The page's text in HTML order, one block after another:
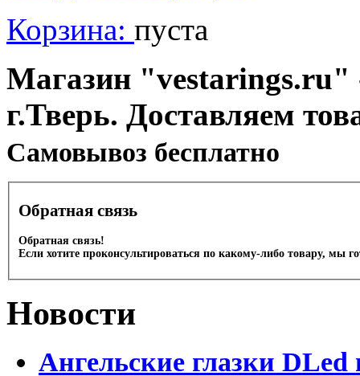
Корзина: пуста
Магазин "vestarings.ru"
г.Тверь. Доставляем
Cамовывоз бесплатно
Обратная связь
Обратная связь!
Если хотите проконсультироваться по какому-либо товару, мы
Новости
Ангельские глазки DLed